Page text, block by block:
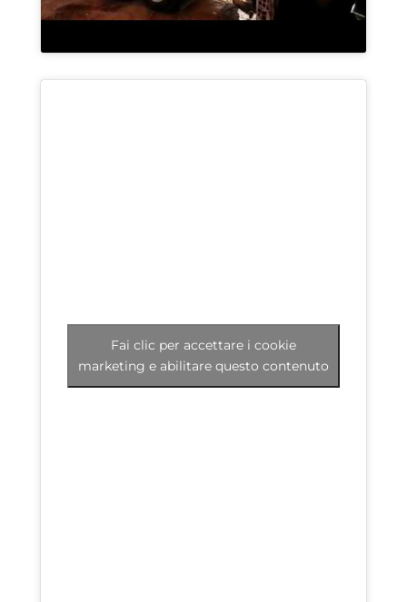
Fai clic per accettare i cookie
marketing e abilitare questo contenuto